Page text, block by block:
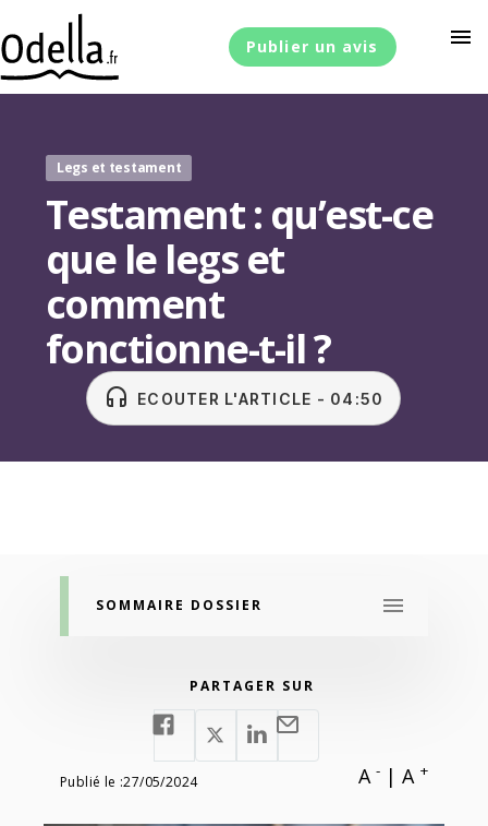
Publier un avis menu
Legs et testament
Testament : qu’est-ce
que le legs et
comment
fonctionne-t-il ?
headset ECOUTER L'ARTICLE - 04:50
SOMMAIRE DOSSIER
PARTAGER SUR
Publié le :27/05/2024 A - | A +